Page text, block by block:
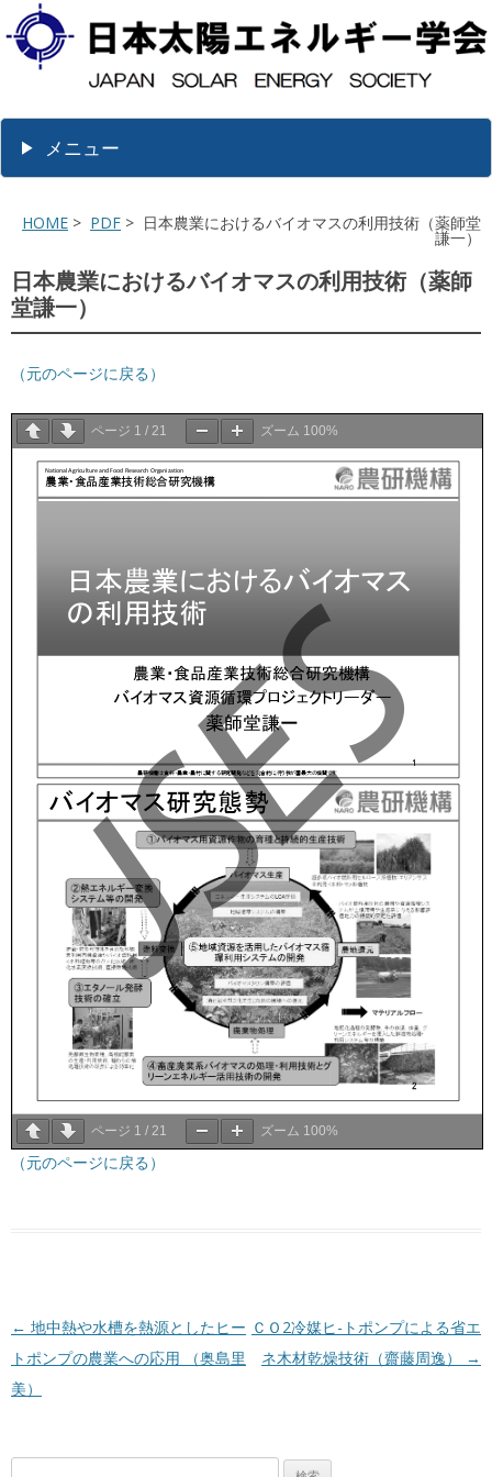
メニュー
HOME > PDF > 日本農業におけるバイオマスの利用技術（薬師堂
謙一）
日本農業におけるバイオマスの利用技術（薬師
堂謙一）
（元のページに戻る）
ページ 1 / 21 ズーム 100%
ページ 1 / 21 ズーム 100%
（元のページに戻る）
投稿ナビゲーション
← 地中熱や水槽を熱源としたヒー
トポンプの農業への応用 （奥島里
美）
ＣＯ2冷媒ヒ-トポンプによる省エ
ネ木材乾燥技術（齋藤周逸）
→